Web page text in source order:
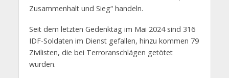
Zusammenhalt und Sieg“ handeln.
Seit dem letzten Gedenktag im Mai 2024 sind 316
IDF-Soldaten im Dienst gefallen, hinzu kommen 79
Zivilisten, die bei Terroranschlägen getötet
wurden.